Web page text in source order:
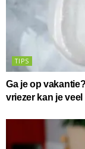
TIPS
Ga je op
vriezer kan je